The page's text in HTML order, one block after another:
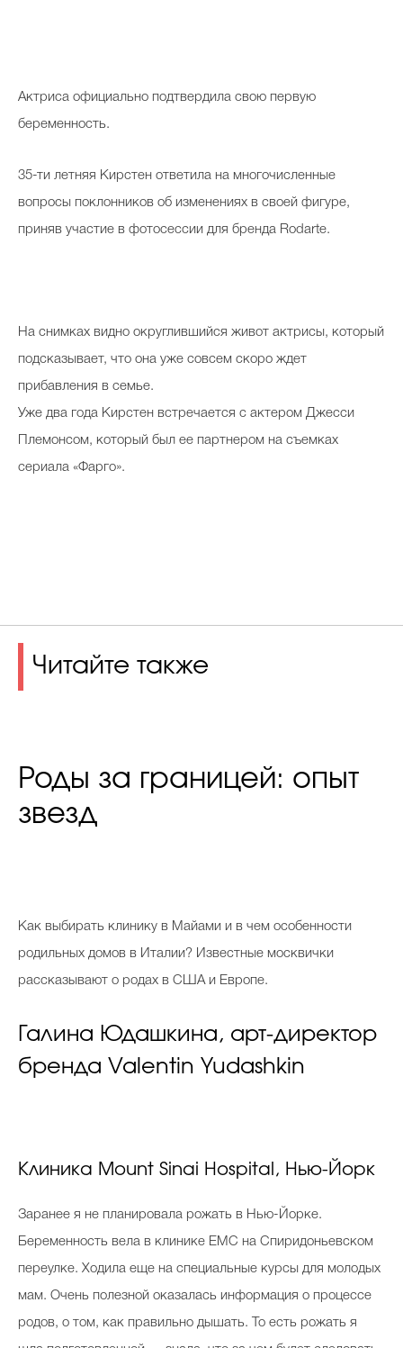
Актриса официально подтвердила свою первую
беременность.
35-ти летняя Кирстен ответила на многочисленные
вопросы поклонников об изменениях в своей фигуре,
приняв участие в фотосессии для бренда Rodarte.
На снимках видно округлившийся живот актрисы, который
подсказывает, что она уже совсем скоро ждет
прибавления в семье.
Уже два года Кирстен встречается с актером Джесси
Племонсом, который был ее партнером на съемках
сериала «Фарго».
Читайте также
Роды за границей: опыт
звезд
Как выбирать клинику в Майами и в чем особенности
родильных домов в Италии? Известные москвички
рассказывают о родах в США и Европе.
Галина Юдашкина, арт-директор
бренда Valentin Yudashkin
Клиника Mount Sinai Hospital, Нью-Йорк
Заранее я не планировала рожать в Нью-Йорке.
Беременность вела в клинике EMC на Спиридоньевском
переулке. Ходила еще на специальные курсы для молодых
мам. Очень полезной оказалась информация о процессе
родов, о том, как правильно дышать. То есть рожать я